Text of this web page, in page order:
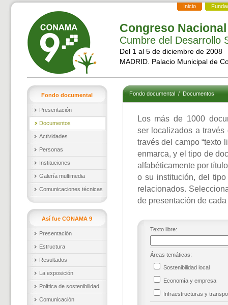
Inicio
Congreso
Cumbre del Desarrollo
Del 1 al 5 de diciembre de 2008
MADRID. Palacio Municipal de
Fondo documental
Presentación
Documentos
Actividades
Personas
Instituciones
Galería multimedia
Comunicaciones técnicas
Así fue CONAMA 9
Presentación
Estructura
Resultados
La exposición
Política de sostenibilidad
Comunicación
Fondo documental/Documentos
Los más de 1000
ser localizados a
través del campo “texto
enmarca, y el tipo de
alfabéticamente por
o su institución, del
relacionados.
de presentación de
Texto libre:
Áreas temáticas:
Sostenibilidad local
Economía y empresa
Infraestructuras y